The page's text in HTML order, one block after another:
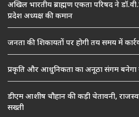
अखिल भारतीय ब्राह्मण एकता परिषद ने
प्रदेश अध्यक्ष की कमान
जनता की शिकायतों पर होगी तय समय में
प्रकृति और आधुनिकता का अनूठा संगम बनेगा
डीएम आशीष चौहान की कड़ी चेतावनी,
सख्ती